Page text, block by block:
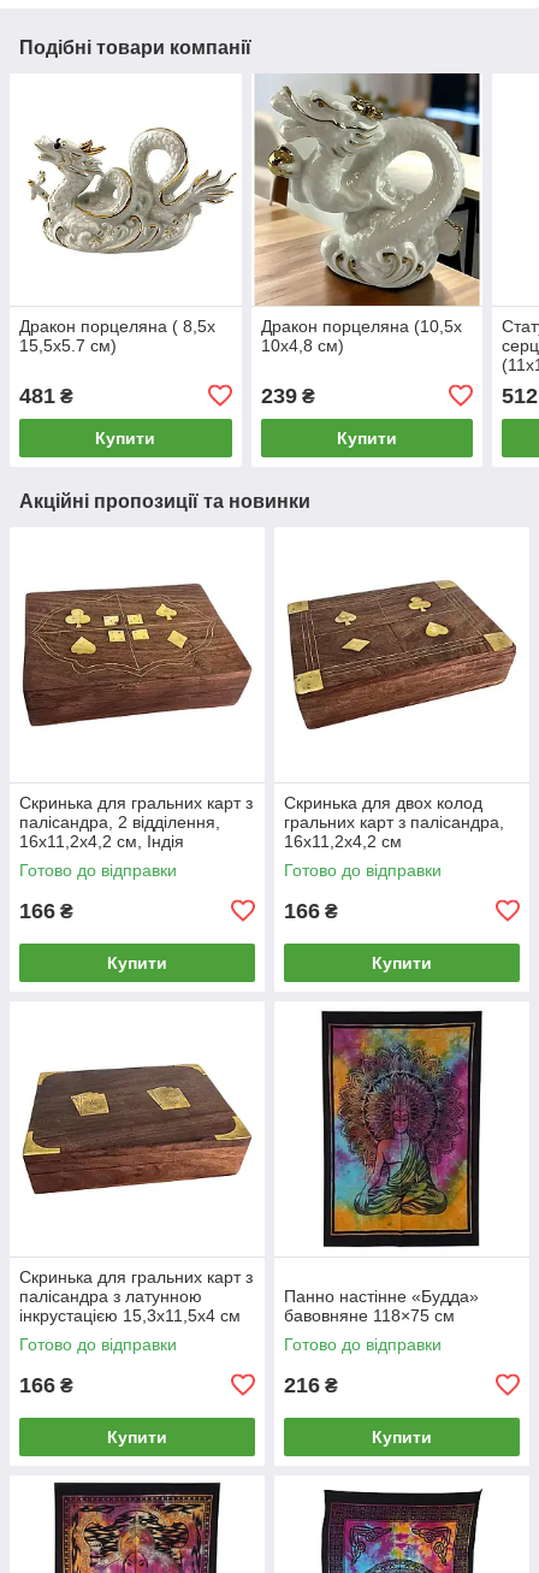
Подібні товари компанії
Дракон порцеляна ( 8,5х
15,5х5.7 см)
481 ₴
Купити
Дракон порцеляна (10,5х
10х4,8 см)
239₴
Купити
512
Акційні пропозиції та новинки
Скринька для гральних карт з
палісандра, 2 відділення,
16х11,2х4,2 см, Індія
Готово до відправки
166 ₴
Купити
Скринька для двох колод
гральних карт з палісандра,
16х11,2х4,2 см
Готово до відправки
166 ₴
Купити
Скринька для гральних карт з
палісандра з латунною
інкрустацією 15,3х11,5х4 см
Готово до відправки
166 ₴
Купити
Панно настінне «Будда»
бавовняне 118×75 см
Готово до відправки
216 ₴
Купити